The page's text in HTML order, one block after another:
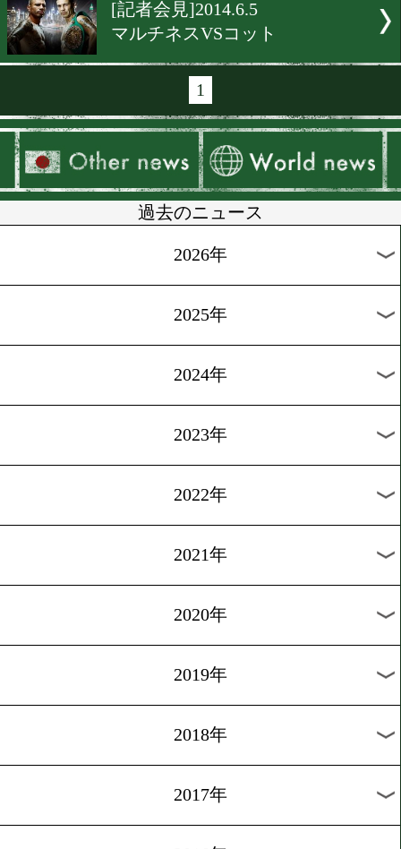
[海外ニュース]2014.6.20
決戦2日前のゲレロ&亀海
[海外ニュース]2014.6.13
オッズは6対1でゲレロ有利
[海外ニュース]2014.6.6
アバロス 9/6の勝者に挑戦
[海外ニュース]2014.6.5
パッキャオVSガルシア?
[記者会見]2014.6.5
マルチネスVSコット
1
過去のニュース
2025年